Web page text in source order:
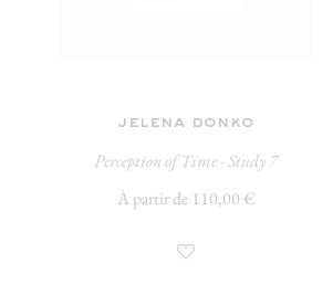
jelena donko
Perception of Time - Study 7
À partir de 110,00 €